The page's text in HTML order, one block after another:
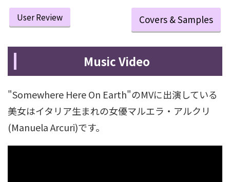
User Review Covers & Samples
Music Video
"Somewhere Here On Earth"のMVに出演している
美女はイタリア生まれの女優マルエラ・アルクリ
(Manuela Arcuri)です。